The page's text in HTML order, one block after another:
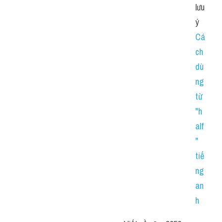
lưu
ý
Cá
ch
dù
ng
từ
"h
alf
"
tiế
ng
an
h